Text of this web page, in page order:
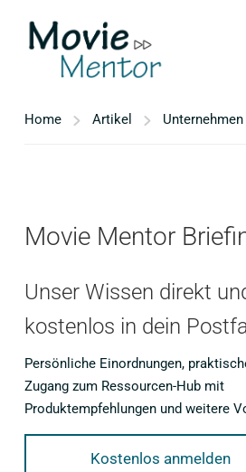
Home Artikel Unternehmen
Movie Mentor
Unser Wissen direkt
kostenlos in dein
Persönliche Einordnungen,
Zugang zum Ressourcen-Hub mit
Produktempfehlungen und weitere
Kostenlos anmelden